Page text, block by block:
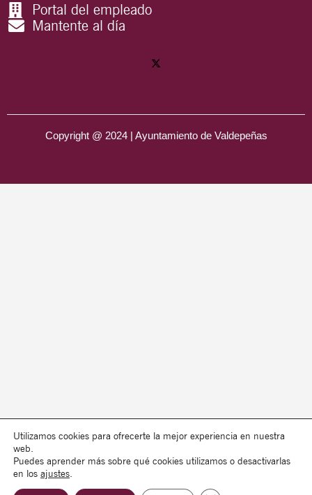
Portal del empleado
Mantente al día
Copyright @ 2024 | Ayuntamiento de Valdepeñas
Utilizamos cookies para ofrecerte la mejor experiencia en nuestra
web.
Puedes aprender más sobre qué cookies utilizamos o desactivarlas
en los ajustes